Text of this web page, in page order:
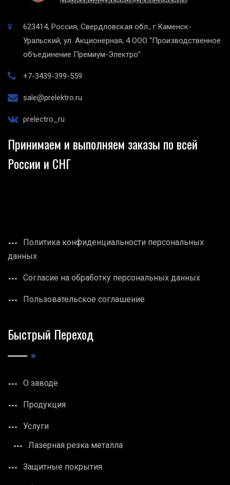
623414, Россия, Свердловская обл., г.Каменск-
Уральский, ул. Акционерная, 4 ООО "Производственное
объединение Премиум-Электро"
+7-3439-399-559
sale@prelektro.ru
prelectro_ru
Принимаем и выполняем заказы по всей
России и СНГ
Политика конфиденциальности персональных
данных
Согласие на обработку персональных данных
Пользовательское соглашение
Быстрый Переход
О заводе
Продукция
Услуги
Лазерная резка металла
Защитные покрытия